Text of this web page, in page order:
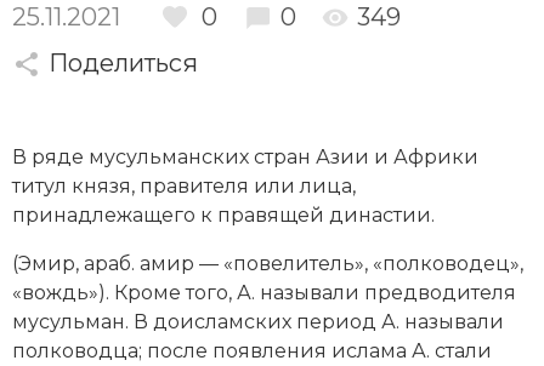
Азия
Археология
Ближний Восток
Византия
Военная история
Генеалогия, геральдика
Античность
История Первобытного общества
История Средних веков
Новая история
Новейшая история
А … Я
Й К Л М Н О П Р С
У Ф Х Ц Ч Ш Щ Ы
Ю Я
25.11.2021 0 0
349
Поделиться
В ряде мусульманских стран Азии и Африки
титул князя, правителя или лица,
принадлежащего к правящей династии.
(Эмир, араб. амир — «повелитель», «полководец»,
«вождь»). Кроме того, А. называли предводителя
мусульман. В доисламских период А. называли
полководца; после появления ислама А. стали